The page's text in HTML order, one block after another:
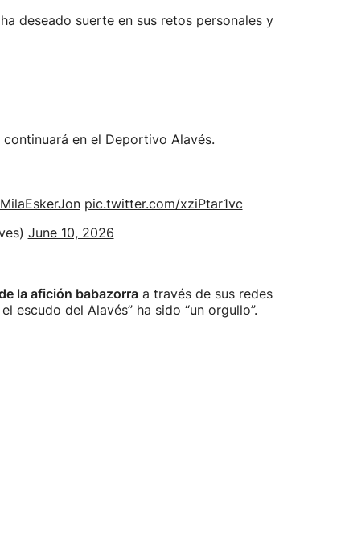
deseado suerte en sus retos personales y
en el Deportivo Alavés.
pic.twitter.com/xziPtar1vc
June 10, 2026
la afición babazorra a través de sus redes
escudo del Alavés” ha sido “un orgullo”.